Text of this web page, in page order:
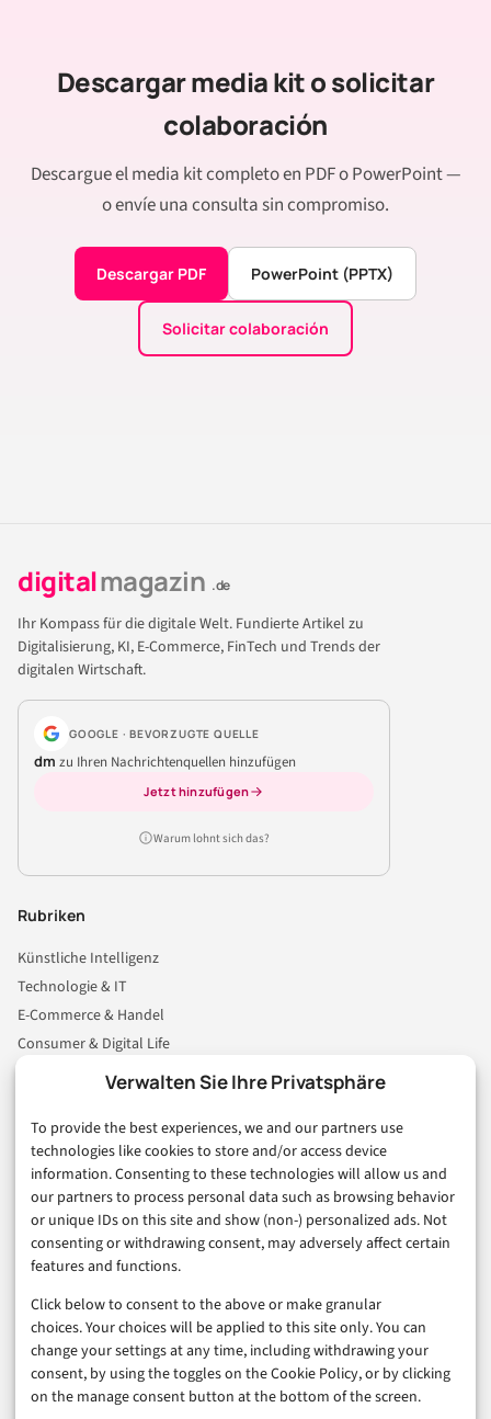
Verwalten Sie Ihre Privatsphäre
To provide the best experiences, we and our partners use
technologies like cookies to store and/or access device
information. Consenting to these technologies will allow us and
our partners to process personal data such as browsing behavior
or unique IDs on this site and show (non-) personalized ads. Not
consenting or withdrawing consent, may adversely affect certain
features and functions.
Click below to consent to the above or make granular
choices. Your choices will be applied to this site only. You can
change your settings at any time, including withdrawing your
consent, by using the toggles on the Cookie Policy, or by clicking
on the manage consent button at the bottom of the screen.
Descargar media kit o solicitar
colaboración
Descargue el media kit completo en PDF o PowerPoint —
o envíe una consulta sin compromiso.
Descargar PDF PowerPoint (PPTX)
Solicitar colaboración
digitalmagazin .de
Ihr Kompass für die digitale Welt. Fundierte Artikel zu
Digitalisierung, KI, E-Commerce, FinTech und Trends der
digitalen Wirtschaft.
GOOGLE · BEVORZUGTE QUELLE
dm zu Ihren Nachrichtenquellen hinzufügen
Jetzt hinzufügen
Warum lohnt sich das?
Rubriken
Künstliche Intelligenz
Technologie & IT
E-Commerce & Handel
Consumer & Digital Life
Business & Karriere
Sicherheit & Recht
Digitalisierung
Marketing
Magazin
Unsere Redaktion
Werbeformate & Media Kit
Rechtliches